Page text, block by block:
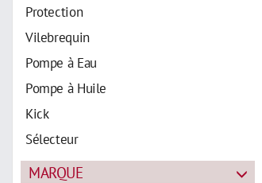
Protection
Vilebrequin
Pompe à Eau
Pompe à Huile
Kick
Sélecteur
MARQUE